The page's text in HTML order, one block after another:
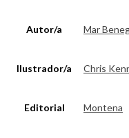
Autor/a Mar
Ilustrador/a Chris
Editorial Montena